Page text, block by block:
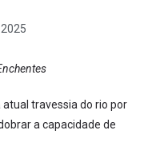
travessia do rio por
a capacidade de